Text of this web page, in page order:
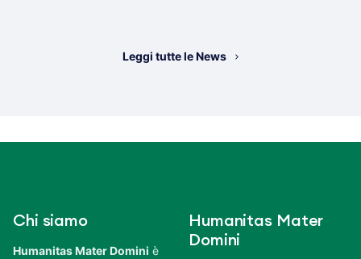
Leggi tutte le News
Chi siamo
Humanitas Mater Domini è
Humanitas Mater
Domini